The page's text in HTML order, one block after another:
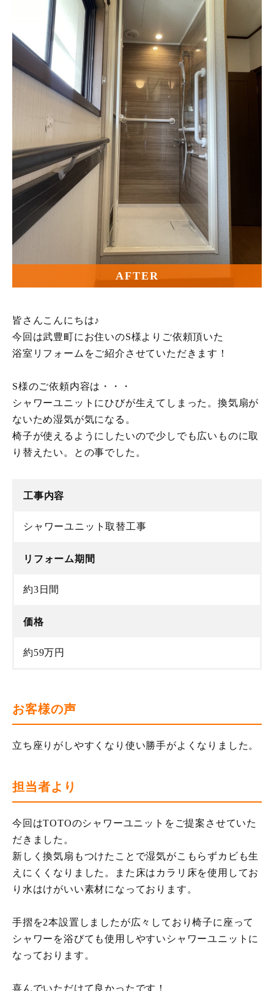
AFTER
皆さんこんにちは♪
今回は武豊町にお住いのS様よりご依頼頂いた
浴室リフォームをご紹介させていただきます！
S様のご依頼内容は・・・
シャワーユニットにひびが生えてしまった。換気扇が
ないため湿気が気になる。
椅子が使えるようにしたいので少しでも広いものに取
り替えたい。との事でした。
工事内容
シャワーユニット取替工事
リフォーム期間
約3日間
価格
約59万円
お客様の声
立ち座りがしやすくなり使い勝手がよくなりました。
担当者より
今回はTOTOのシャワーユニットをご提案させていた
だきました。
新しく換気扇もつけたことで湿気がこもらずカビも生
えにくくなりました。また床はカラリ床を使用してお
り水はけがいい素材になっております。
手摺を2本設置しましたが広々しており椅子に座って
シャワーを浴びても使用しやすいシャワーユニットに
なっております。
喜んでいただけて良かったです！